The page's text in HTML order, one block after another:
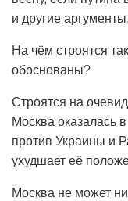
и другие
На чём строятся
обоснованы?
Строятся на
Москва оказалась
против Украины и
ухудшает её
Москва не может ни